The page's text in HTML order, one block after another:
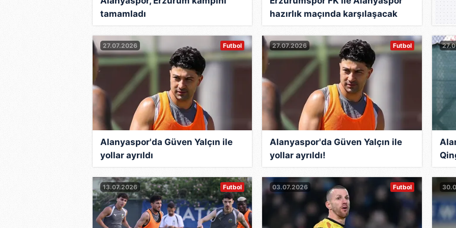
tamamladı
hazırlık maçında karşılaşacak
27.07.2026 Futbol
Alanyaspor'da Güven Yalçın ile
yollar ayrıldı
27.07.2026 Futbol
Alanyaspor'da Güven Yalçın ile
yollar ayrıldı!
13.07.2026 Futbol 03.07.2026 Futbol